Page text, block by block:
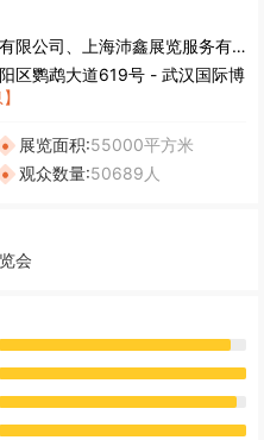
公司、上海沛鑫展览服务有限公司
区鹦鹉大道619号 - 武汉国际博
展览面积:55000平方米
观众数量:50689人
会